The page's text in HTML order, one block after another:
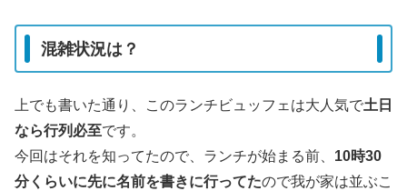
混雑状況は？
上でも書いた通り、このランチビュッフェは大人気で土日
なら行列必至です。
今回はそれを知ってたので、ランチが始まる前、 10時30
分くらいに先に名前を書きに行ってたので我が家は並ぶこ